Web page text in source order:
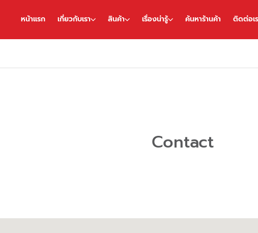
หน้าแรก เกี่ยวกับเรา สินค้า เรื่องน่ารู้ ค้นหาร้านค้า ติดต่อเ
Contact